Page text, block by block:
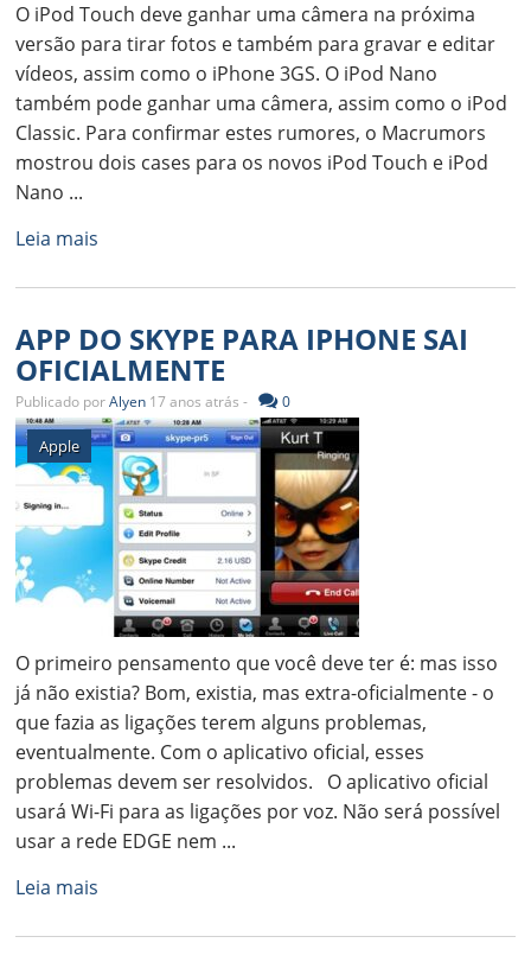
O iPod Touch deve ganhar uma câmera na próxima
versão para tirar fotos e também para gravar e editar
vídeos, assim como o iPhone 3GS. O iPod Nano
também pode ganhar uma câmera, assim como o iPod
Classic. Para confirmar estes rumores, o Macrumors
mostrou dois cases para os novos iPod Touch e iPod
Nano ...
Leia mais
APP DO SKYPE PARA IPHONE SAI
OFICIALMENTE
Publicado porAlyen 17 anos atrás - 0
Apple
O primeiro pensamento que você deve ter é: mas isso
já não existia? Bom, existia, mas extra-oficialmente - o
que fazia as ligações terem alguns problemas,
eventualmente. Com o aplicativo oficial, esses
problemas devem ser resolvidos. O aplicativo oficial
usará Wi-Fi para as ligações por voz. Não será possível
usar a rede EDGE nem ...
Leia mais